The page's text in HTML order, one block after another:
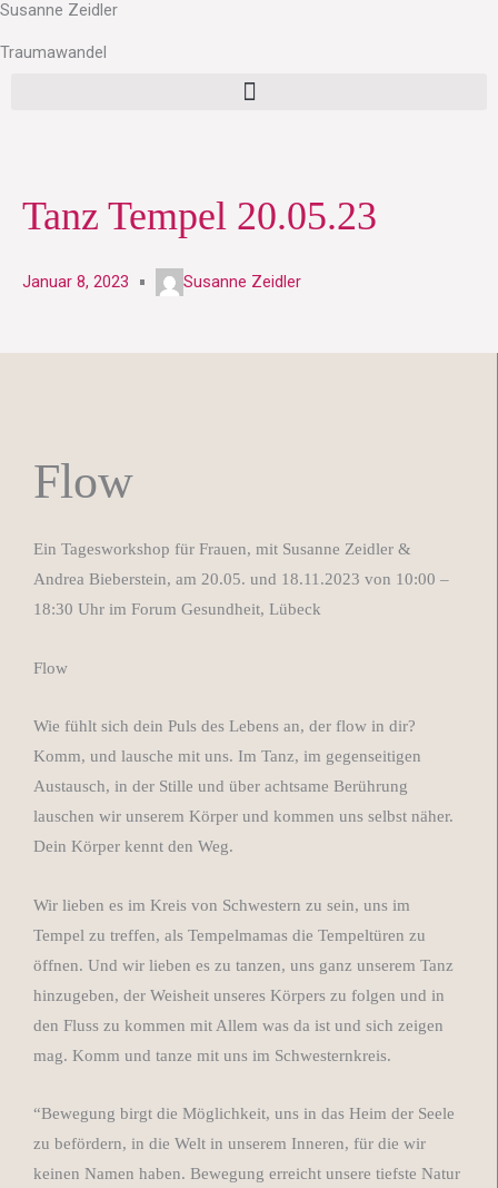
Zum
Inhalt
Susanne Zeidler
Traumawandel
Tanz Tempel 20.05.23
Januar 8, 2023 Susanne Zeidler
Flow
Ein Tagesworkshop für Frauen, mit Susanne Zeidler &
Andrea Bieberstein, am 20.05. und 18.11.2023 von 10:00 –
18:30 Uhr im Forum Gesundheit, Lübeck
Flow
Wie fühlt sich dein Puls des Lebens an, der flow in dir?
Komm, und lausche mit uns. Im Tanz, im gegenseitigen
Austausch, in der Stille und über achtsame Berührung
lauschen wir unserem Körper und kommen uns selbst näher.
Dein Körper kennt den Weg.
Wir lieben es im Kreis von Schwestern zu sein, uns im
Tempel zu treffen, als Tempelmamas die Tempeltüren zu
öffnen. Und wir lieben es zu tanzen, uns ganz unserem Tanz
hinzugeben, der Weisheit unseres Körpers zu folgen und in
den Fluss zu kommen mit Allem was da ist und sich zeigen
mag. Komm und tanze mit uns im Schwesternkreis.
“Bewegung birgt die Möglichkeit, uns in das Heim der Seele
zu befördern, in die Welt in unserem Inneren, für die wir
keinen Namen haben. Bewegung erreicht unsere tiefste Natur